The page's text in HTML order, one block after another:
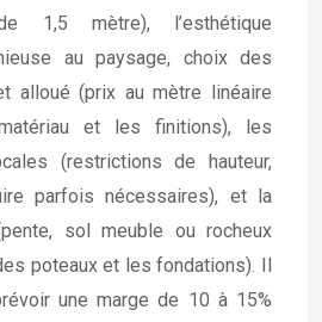
1,5 mètre), l’esthétique
au paysage, choix des
alloué (prix au mètre linéaire
et les finitions), les
(restrictions de hauteur,
parfois nécessaires), et la
sol meuble ou rocheux
poteaux et les fondations). Il
une marge de 10 à 15%